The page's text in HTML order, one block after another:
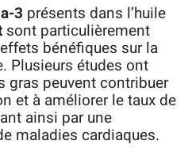
3 présents dans l’huile
sont particulièrement
bénéfiques sur la
Plusieurs études ont
gras peuvent contribuer
et à améliorer le taux de
ainsi par une
maladies cardiaques.